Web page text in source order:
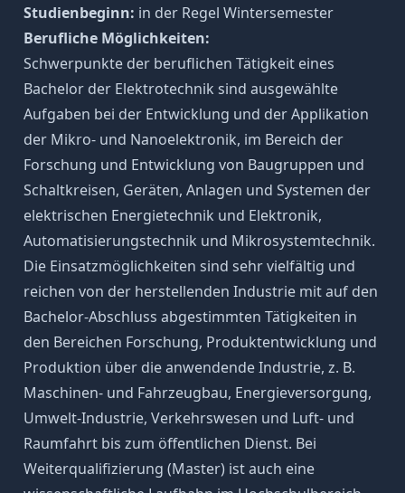
Studienbeginn: in der Regel Wintersemester
Berufliche Möglichkeiten:
Schwerpunkte der beruflichen Tätigkeit eines
Bachelor der Elektrotechnik sind ausgewählte
Aufgaben bei der Entwicklung und der Applikation
der Mikro- und Nanoelektronik, im Bereich der
Forschung und Entwicklung von Baugruppen und
Schaltkreisen, Geräten, Anlagen und Systemen der
elektrischen Energietechnik und Elektronik,
Automatisierungstechnik und Mikrosystemtechnik.
Die Einsatzmöglichkeiten sind sehr vielfältig und
reichen von der herstellenden Industrie mit auf den
Bachelor-Abschluss abgestimmten Tätigkeiten in
den Bereichen Forschung, Produktentwicklung und
Produktion über die anwendende Industrie, z. B.
Maschinen- und Fahrzeugbau, Energieversorgung,
Umwelt-Industrie, Verkehrswesen und Luft- und
Raumfahrt bis zum öffentlichen Dienst. Bei
Weiterqualifizierung (Master) ist auch eine